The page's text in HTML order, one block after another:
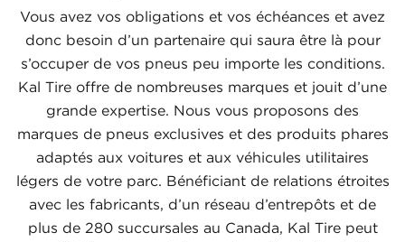
Vous avez vos obligations et vos échéances et avez
donc besoin d’un partenaire qui saura être là pour
s’occuper de vos pneus peu importe les conditions.
Kal Tire offre de nombreuses marques et jouit d’une
grande expertise. Nous vous proposons des
marques de pneus exclusives et des produits phares
adaptés aux voitures et aux véhicules utilitaires
légers de votre parc. Bénéficiant de relations étroites
avec les fabricants, d’un réseau d’entrepôts et de
plus de 280 succursales au Canada, Kal Tire peut